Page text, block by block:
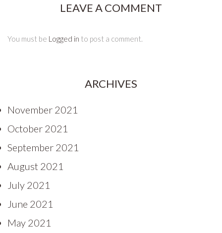
LEAVE A COMMENT
You must be Logged in to post a comment.
ARCHIVES
November 2021
October 2021
September 2021
August 2021
July 2021
June 2021
May 2021